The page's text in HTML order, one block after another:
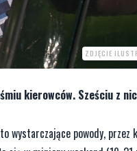
ZDJĘCIE
kierowców. Sześciu z
wystarczające powody, przez